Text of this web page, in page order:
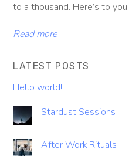
to a thousand. Here’s to you.
Read more
LATEST POSTS
Hello world!
Stardust Sessions
After Work Rituals